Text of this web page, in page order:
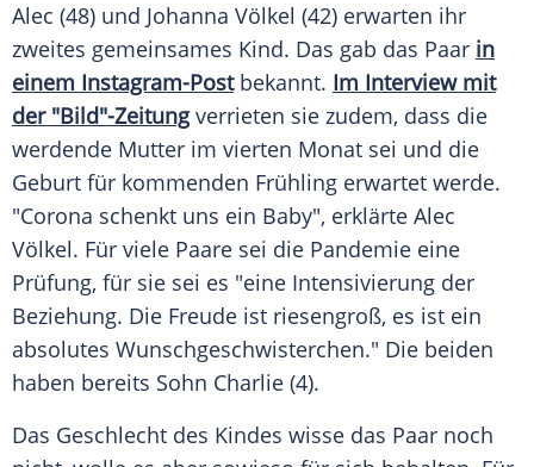
Alec (48) und Johanna Völkel (42) erwarten ihr
zweites gemeinsames Kind. Das gab das Paar in
einem Instagram-Postbekannt. Im Interview mit
der "Bild"-Zeitungverrieten sie zudem, dass die
werdende Mutter im vierten Monat sei und die
Geburt für kommenden Frühling erwartet werde.
"Corona schenkt uns ein Baby", erklärte Alec
Völkel. Für viele Paare sei die Pandemie eine
Prüfung, für sie sei es "eine Intensivierung der
Beziehung. Die Freude ist riesengroß, es ist ein
absolutes Wunschgeschwisterchen." Die beiden
haben bereits Sohn Charlie (4).
Das Geschlecht des Kindes wisse das Paar noch